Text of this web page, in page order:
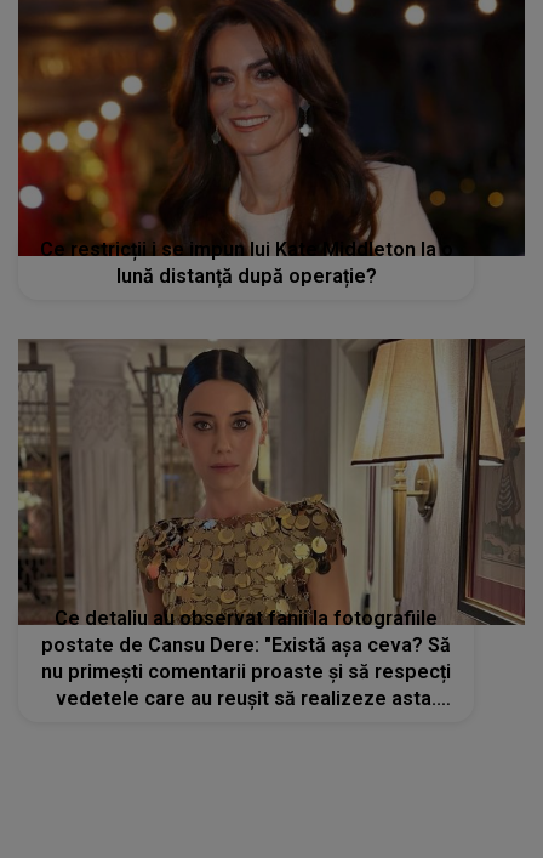
Ce restricții i se impun lui Kate Middleton la o
lună distanță după operație?
Ce detaliu au observat fanii la fotografiile
postate de Cansu Dere: "Există așa ceva? Să
nu primești comentarii proaste și să respecți
vedetele care au reușit să realizeze asta.